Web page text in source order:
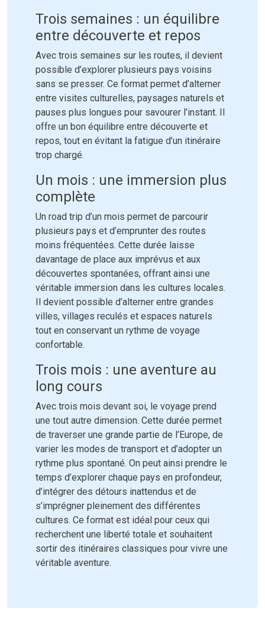
Trois semaines : un équilibre
entre découverte et repos
Avec trois semaines sur les routes, il devient
possible d’explorer plusieurs pays voisins
sans se presser. Ce format permet d’alterner
entre visites culturelles, paysages naturels et
pauses plus longues pour savourer l’instant. Il
offre un bon équilibre entre découverte et
repos, tout en évitant la fatigue d’un itinéraire
trop chargé.
Un mois : une immersion plus
complète
Un road trip d’un mois permet de parcourir
plusieurs pays et d’emprunter des routes
moins fréquentées. Cette durée laisse
davantage de place aux imprévus et aux
découvertes spontanées, offrant ainsi une
véritable immersion dans les cultures locales.
Il devient possible d’alterner entre grandes
villes, villages reculés et espaces naturels
tout en conservant un rythme de voyage
confortable.
Trois mois : une aventure au
long cours
Avec trois mois devant soi, le voyage prend
une tout autre dimension. Cette durée permet
de traverser une grande partie de l’Europe, de
varier les modes de transport et d’adopter un
rythme plus spontané. On peut ainsi prendre le
temps d’explorer chaque pays en profondeur,
d’intégrer des détours inattendus et de
s’imprégner pleinement des différentes
cultures. Ce format est idéal pour ceux qui
recherchent une liberté totale et souhaitent
sortir des itinéraires classiques pour vivre une
véritable aventure.